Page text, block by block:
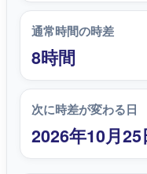
通常時間の時差
8時間
次に時差が変わる日
2026年10月